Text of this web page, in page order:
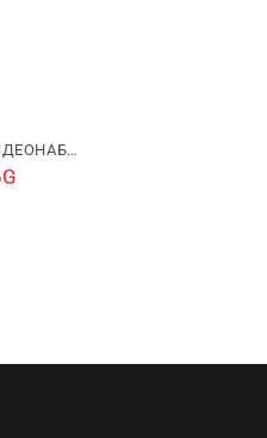
КАРТЫ ПАМЯТИ ДЛЯ ВИДЕОНАБЛЮДЕНИЯ